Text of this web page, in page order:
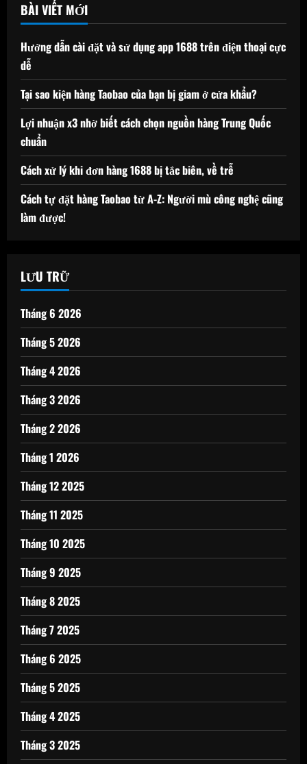
BÀI VIẾT MỚI
Hướng dẫn cài đặt và sử dụng app 1688 trên điện thoại cực
dễ
Tại sao kiện hàng Taobao của bạn bị giam ở cửa khẩu?
Lợi nhuận x3 nhờ biết cách chọn nguồn hàng Trung Quốc
chuẩn
Cách xử lý khi đơn hàng 1688 bị tắc biên, về trễ
Cách tự đặt hàng Taobao từ A-Z: Người mù công nghệ cũng
làm được!
LƯU TRỮ
Tháng 6 2026
Tháng 5 2026
Tháng 4 2026
Tháng 3 2026
Tháng 2 2026
Tháng 1 2026
Tháng 12 2025
Tháng 11 2025
Tháng 10 2025
Tháng 9 2025
Tháng 8 2025
Tháng 7 2025
Tháng 6 2025
Tháng 5 2025
Tháng 4 2025
Tháng 3 2025